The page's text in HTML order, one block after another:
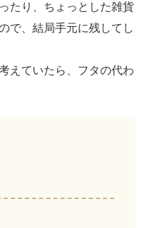
たり、ちょっとした雑貨
で、結局手元に残してし
えていたら、フタの代わ